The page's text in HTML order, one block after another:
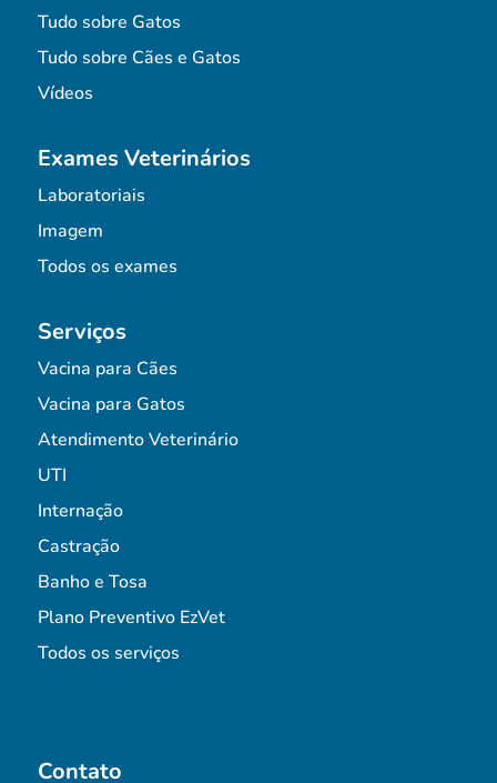
Tudo sobre Gatos
Tudo sobre Cães e Gatos
Vídeos
Exames Veterinários
Laboratoriais
Imagem
Todos os exames
Serviços
Vacina para Cães
Vacina para Gatos
Atendimento Veterinário
UTI
Internação
Castração
Banho e Tosa
Plano Preventivo EzVet
Todos os serviços
Contato